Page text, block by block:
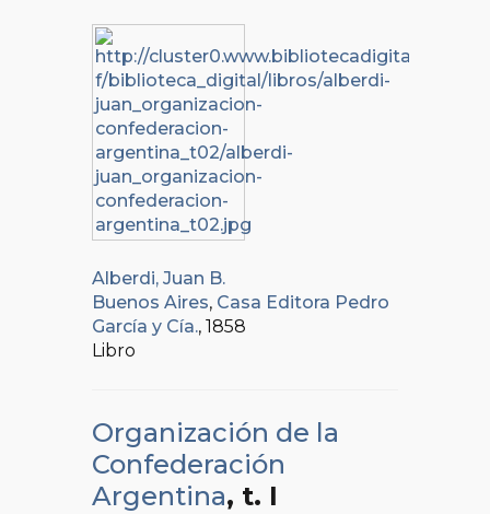
Alberdi, Juan B.
Buenos Aires, Casa Editora Pedro
García y Cía., 1858
Libro
Organización de la
Confederación
Argentina, t. I